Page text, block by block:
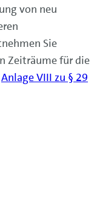
von neu
Sie
Zeiträume für die
Anlage VIII zu § 29